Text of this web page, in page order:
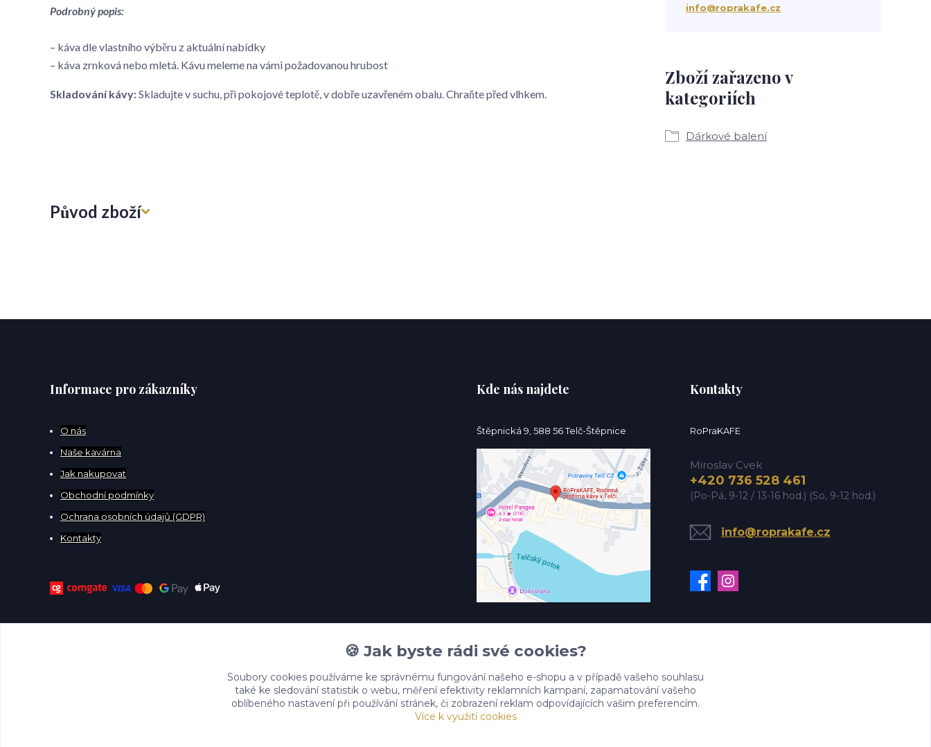
Podrobný popis:
– káva dle vlastního výběru z aktuální nabídky
– káva zrnková nebo mletá. Kávu meleme na vámi požadovanou hrubost
Skladování kávy:Skladujte v suchu, při pokojové teplotě, v dobře uzavřeném obalu. Chraňte před vlhkem.
Původ zboží
Zboží zařazeno v
kategoriích
Dárkové balení
info@roprakafe.cz
Informace pro zákazníky
O nás
Naše kavárna
Jak nakupovat
Obchodní podmínky
Ochrana osobních údajů (GDPR)
Kontakty
Kde nás najdete
Štěpnická 9, 588 56 Telč-Štěpnice
Kontakty
RoPraKAFE
Miroslav Cvek
+420 736 528 461
(Po-Pá, 9-12 / 13-16 hod.) (So, 9-12 hod.)
info@roprakafe.cz
🍪 Jak byste rádi své cookies?
Soubory cookies používáme ke správnému fungování našeho e-shopu a v případě vašeho souhlasu
také ke sledování statistik o webu, měření efektivity reklamních kampaní, zapamatování vašeho
oblíbeného nastavení při používání stránek, či zobrazení reklam odpovídajících vašim preferencím.
Více k využití cookies